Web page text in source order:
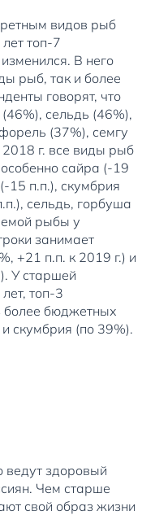
видов рыб
топ-7
В него
рыб, так и более
говорят, что
сельдь (46%),
(37%), семгу
г. все виды рыб
сайра (-19
15 п.п.), скумбрия
сельдь, горбуша
рыбы у
занимает
+21 п.п. к 2019 г.) и
У старшей
топ-3
более бюджетных
скумбрия (по 39%).
ведут здоровый
Чем старше
свой образ жизни